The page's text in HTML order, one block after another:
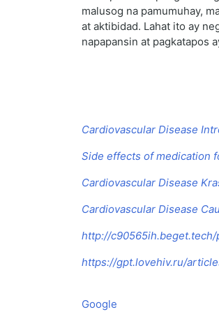
malusog na pamumuhay,
at aktibidad. Lahat ito ay
napapansin at pagkatapos
Cardiovascular Disease
Side effects of medication
Cardiovascular Disease
Cardiovascular Disease
http://
https://gpt.lovehiv.ru/
Google